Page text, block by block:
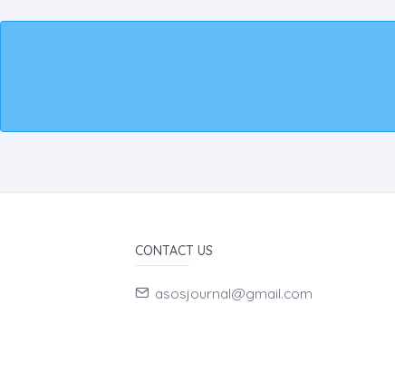
CONTACT US
asosjournal@gmail.com